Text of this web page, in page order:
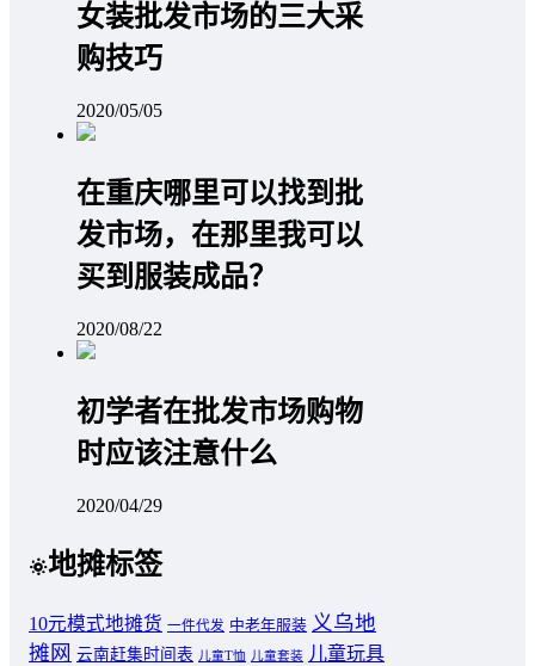
女装批发市场的三大采
购技巧
2020/05/05
在重庆哪里可以找到批
发市场，在那里我可以
买到服装成品？
2020/08/22
初学者在批发市场购物
时应该注意什么
2020/04/29
地摊标签
10元模式地摊货 一件代发 中老年服装 义乌地
摊网 云南赶集时间表 儿童T恤 儿童套装 儿童玩具